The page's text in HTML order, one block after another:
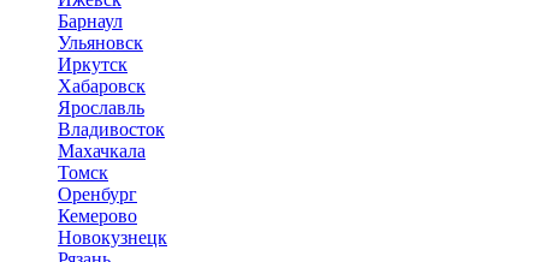
Барнаул
Ульяновск
Иркутск
Хабаровск
Ярославль
Владивосток
Махачкала
Томск
Оренбург
Кемерово
Новокузнецк